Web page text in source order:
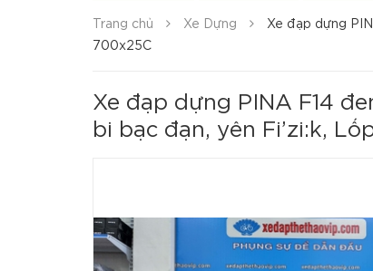
Trang chủ Xe Dựng
Xe đạp dựng
700x25C
Xe đạp dựng PINA F14
bi bạc đạn, yên Fi’zi:k,